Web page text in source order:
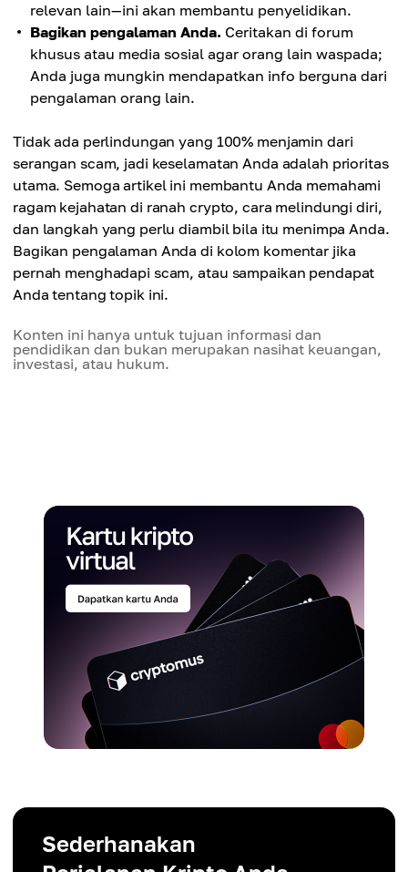
relevan lain—ini akan membantu penyelidikan.
Bagikan pengalaman Anda. Ceritakan di forum
khusus atau media sosial agar orang lain waspada;
Anda juga mungkin mendapatkan info berguna dari
pengalaman orang lain.
Tidak ada perlindungan yang 100% menjamin dari
serangan scam, jadi keselamatan Anda adalah prioritas
utama. Semoga artikel ini membantu Anda memahami
ragam kejahatan di ranah crypto, cara melindungi diri,
dan langkah yang perlu diambil bila itu menimpa Anda.
Bagikan pengalaman Anda di kolom komentar jika
pernah menghadapi scam, atau sampaikan pendapat
Anda tentang topik ini.
Konten ini hanya untuk tujuan informasi dan
pendidikan dan bukan merupakan nasihat keuangan,
investasi, atau hukum.
Sederhanakan